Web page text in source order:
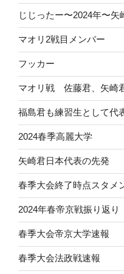
じじったー〜2024年〜矢
マオリ2戦目メンバー
フッカー
マオリ戦 佐藤君、矢崎
福島君も練習生として代
2024春季高麗大学
矢崎君日本代表の先発
春季大会終了時点スタメ
2024年春帝京戦振り返り
春季大会帝京大学速報
春季大会法政戦速報